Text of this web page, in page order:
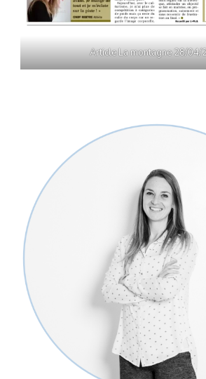
Article La montagne 28/04/